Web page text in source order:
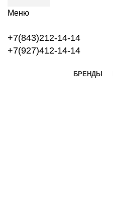
Меню
+7(843)212-14-14
+7(927)412-14-14
БРЕНДЫ